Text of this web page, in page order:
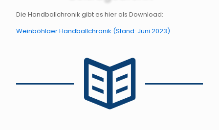
Die Handballchronik gibt es hier als Download:
Weinböhlaer Handballchronik (Stand: Juni 2023)